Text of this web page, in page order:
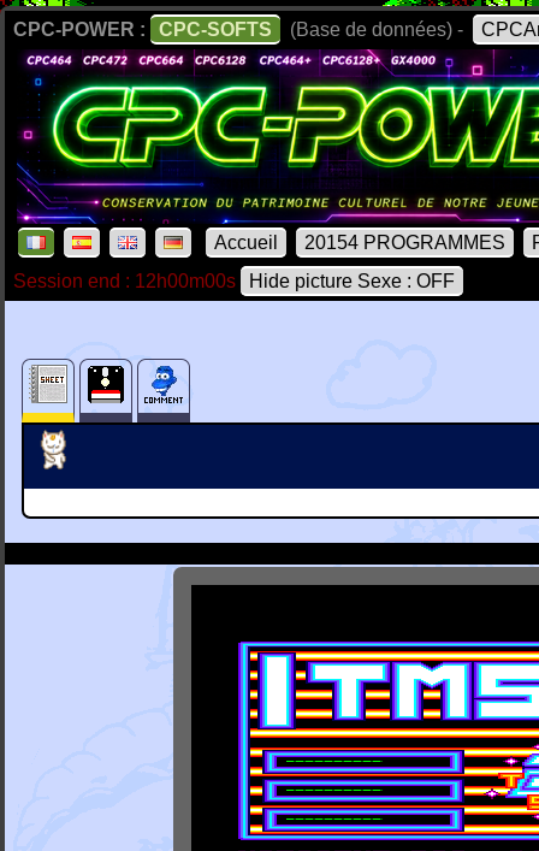
CPC-POWER : CPC-SOFTS (Base de données) -
Accueil 20154 PROGRAMMES
Session end : 12h00m00s
Hide picture Sexe : OFF